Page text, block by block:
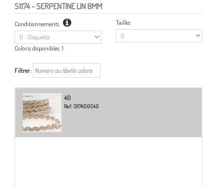
S1174- SERPENTINE LIN 8MM
Conditionnements Tailles
Coloris disponibles: 1
Filtrer:
40
Ref: S1174D0C40